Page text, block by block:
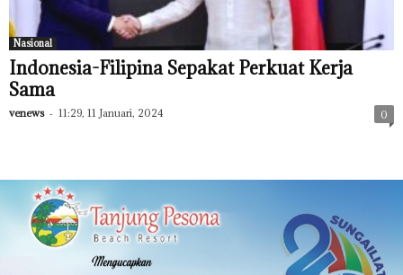
Nasional
Indonesia-Filipina Sepakat Perkuat Kerja
Sama
venews - 11:29, 11 Januari, 2024 0